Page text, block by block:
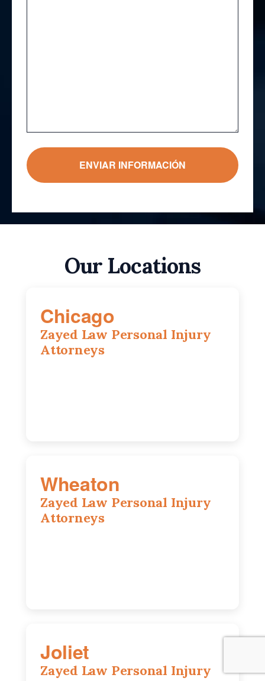
Our Locations
Chicago
Zayed Law Personal Injury
Attorneys
Wheaton
Zayed Law Personal Injury
Attorneys
Joliet
Zayed Law Personal Injury